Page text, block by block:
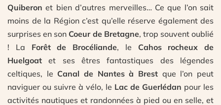
Quiberon et bien d’autres merveilles… Ce que l’on sait
moins de la Région c’est qu’elle réserve également des
surprises en son Coeur de Bretagne, trop souvent oublié
! La Forêt de Brocéliande, le Cahos rocheux de
Huelgoat et ses êtres fantastiques des légendes
celtiques, le Canal de Nantes à Brest que l’on peut
naviguer ou suivre à vélo, le Lac de Guerlédan pour les
activités nautiques et randonnées à pied ou en selle, et